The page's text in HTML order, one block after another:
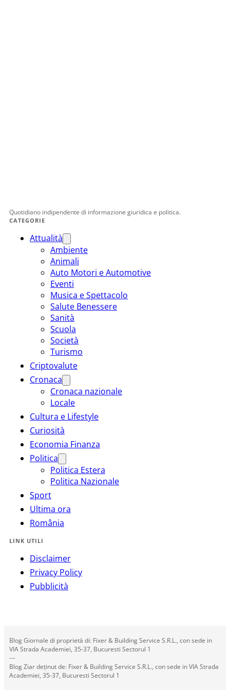
Quotidiano indipendente di informazione giuridica e politica.
CATEGORIE
Attualità
Ambiente
Animali
Auto Motori e Automotive
Eventi
Musica e Spettacolo
Salute Benessere
Sanità
Scuola
Società
Turismo
Criptovalute
Cronaca
Cronaca nazionale
Locale
Cultura e Lifestyle
Curiosità
Economia Finanza
Politica
Politica Estera
Politica Nazionale
Sport
Ultima ora
România
LINK UTILI
Disclaimer
Privacy Policy
Pubblicità
Blog Giornale di proprietà di: Fixer & Building Service S.R.L., con sede in
VIA Strada Academiei, 35-37, Bucuresti Sectorul 1
---
Blog Ziar deținut de: Fixer & Building Service S.R.L., con sede in VIA Strada
Academiei, 35-37, Bucuresti Sectorul 1